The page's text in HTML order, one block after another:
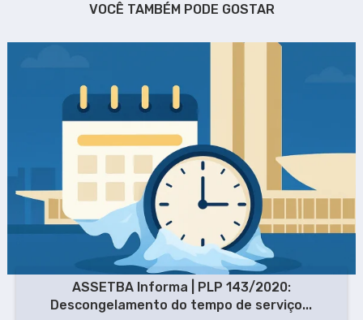
VOCÊ TAMBÉM PODE GOSTAR
ASSETBA Informa | PLP 143/2020:
Descongelamento do tempo de serviço...